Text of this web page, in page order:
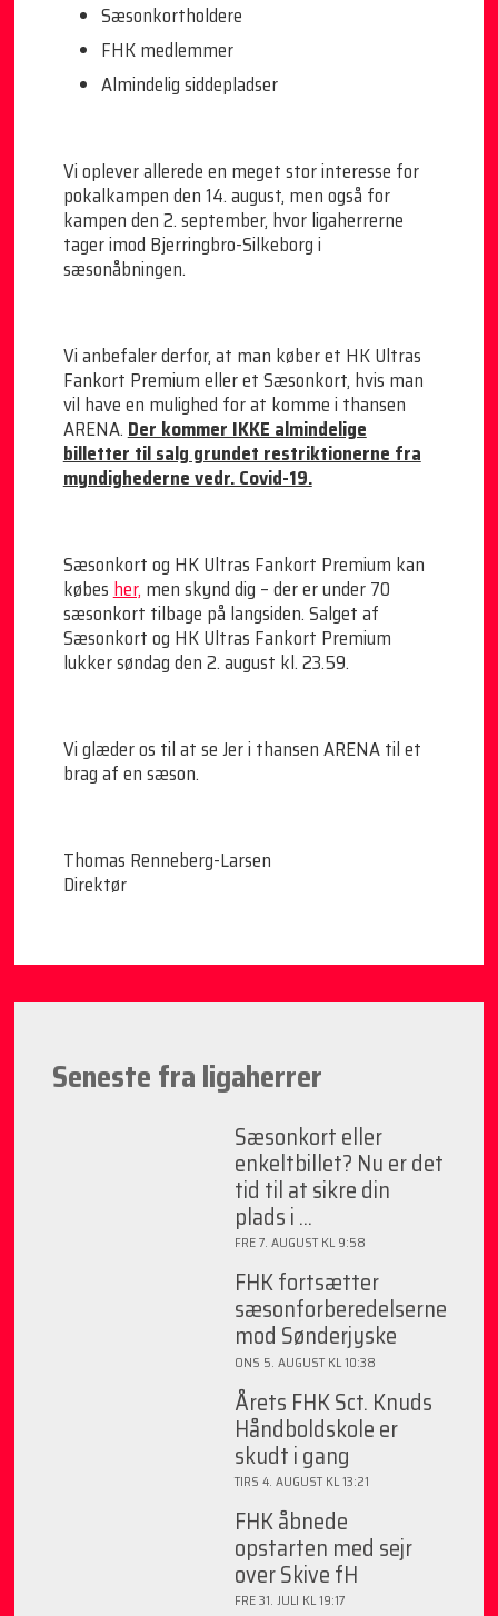
Sæsonkortholdere
FHK medlemmer
Almindelig siddepladser
Vi oplever allerede en meget stor interesse for
pokalkampen den 14. august, men også for
kampen den 2. september, hvor ligaherrerne
tager imod Bjerringbro-Silkeborg i
sæsonåbningen.
Vi anbefaler derfor, at man køber et HK Ultras
Fankort Premium eller et Sæsonkort, hvis man
vil have en mulighed for at komme i thansen
ARENA.Der kommer IKKE almindelige
billetter til salg grundet restriktionerne fra
myndighederne vedr. Covid-19.
Sæsonkort og HK Ultras Fankort Premium kan
købesher, men skynd dig – der er under 70
sæsonkort tilbage på langsiden. Salget af
Sæsonkort og HK Ultras Fankort Premium
lukker søndag den 2. august kl. 23.59.
Vi glæder os til at se Jer i thansen ARENA til et
brag af en sæson.
Thomas Renneberg-Larsen
Direktør
Seneste fra ligaherrer
Sæsonkort eller
enkeltbillet? Nu er det
tid til at sikre din
plads i ...
FRE 7. AUGUST KL 9:58
FHK fortsætter
sæsonforberedelserne
mod Sønderjyske
ONS 5. AUGUST KL 10:38
Årets FHK Sct. Knuds
Håndboldskole er
skudt i gang
TIRS 4. AUGUST KL 13:21
FHK åbnede
opstarten med sejr
over Skive fH
FRE 31. JULI KL 19:17